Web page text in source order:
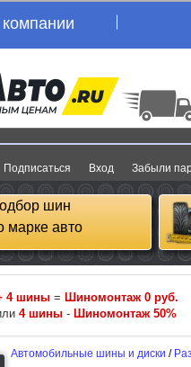
Подписаться Вход Забыли
шин
марке авто
4 шины = Шиномонтаж 0 руб.
4 шины - Шиномонтаж 50%
Автомобильные шины и диски /